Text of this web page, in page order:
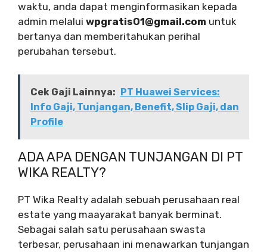
waktu, anda dapat menginformasikan kepada
admin melalui wpgratis01@gmail.com untuk
bertanya dan memberitahukan perihal
perubahan tersebut.
Cek Gaji Lainnya: PT Huawei Services:
Info Gaji, Tunjangan, Benefit, Slip Gaji, dan
Profile
ADA APA DENGAN TUNJANGAN DI PT
WIKA REALTY?
PT Wika Realty adalah sebuah perusahaan real
estate yang maayarakat banyak berminat.
Sebagai salah satu perusahaan swasta
terbesar, perusahaan ini menawarkan tunjangan